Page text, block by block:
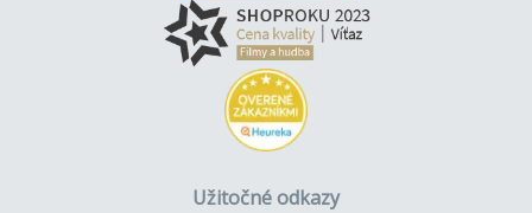
Užitočné odkazy